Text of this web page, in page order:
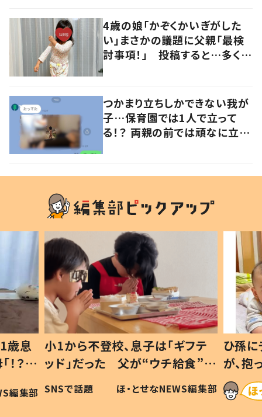
4歳の娘「かぞくかいぎがした
い」まさかの議題に父親「最検
討事項！」 投稿すると…多くの
つかまり立ちしかできない我が
子…保育園では1人で立って
る！？ 両親の前では頑なに立た
歳息
？」
編集部
小1から不登校、息子は「ギフテ
ッド」だった 父が“ウチ給食”を
作り続ける理由とは #令和の親
#令和の子
SNSで話題 ほ・とせなNEWS編集部
ひ孫
が、
「涙が
い」